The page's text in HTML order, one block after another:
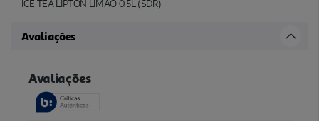
ICE TEA LIPTON LIMÃO 0.5L (SDR)
Avaliações